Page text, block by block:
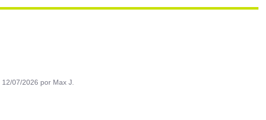
12/07/2026 por Max J.